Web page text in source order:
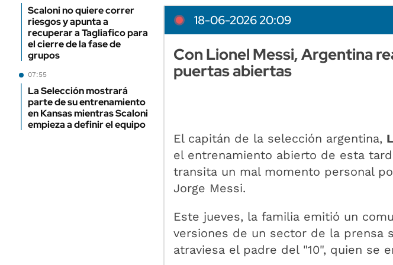
Scaloni no quiere correr
riesgos y apunta a
recuperar a Tagliafico para
el cierre de la fase de
grupos
07:55
La Selección mostrará
parte de su entrenamiento
en Kansas mientras Scaloni
empieza a definir el equipo
18-06-2026 20:09
Con Lionel Messi, Argentina
puertas abiertas
El capitán de la selección argentina,
el entrenamiento abierto de esta
transita un mal momento personal
Jorge Messi.
Este jueves, la familia emitió un
versiones de un sector de la prensa
atraviesa el padre del "10", quien se